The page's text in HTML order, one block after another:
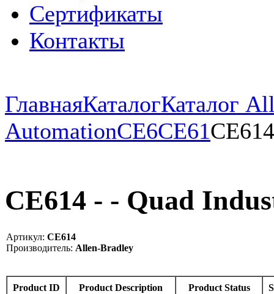
Сертификаты
Контакты
ГлавнаяКаталогКаталог
AutomationCE6CE61CE614
CE614 - - Quad
Артикул: CE614
Производитель: Allen-Bradley
Product ID Product Description Product Status